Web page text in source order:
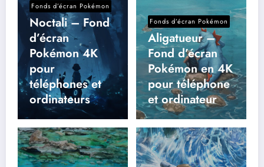
Fonds d’écran Pokémon
Noctali – Fond
d’écran
Pokémon 4K
pour
téléphones et
ordinateurs
Fonds d’écran Pokémon
Aligatueur –
Fond d’écran
Pokémon en 4K
pour téléphone
et ordinateur